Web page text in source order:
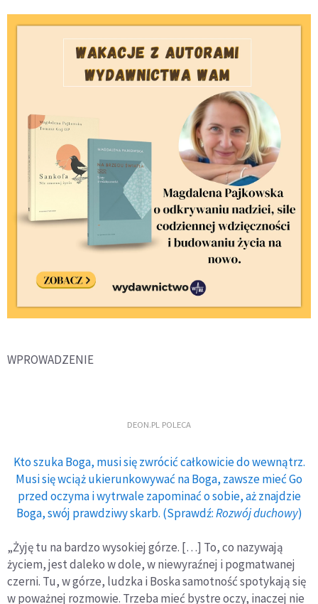
WPROWADZENIE
DEON.PL POLECA
Kto szuka Boga, musi się zwrócić całkowicie do wewnątrz.
Musi się wciąż ukierunkowywać na Boga, zawsze mieć Go
przed oczyma i wytrwale zapominać o sobie, aż znajdzie
Boga, swój prawdziwy skarb. (Sprawdź:Rozwój duchowy)
„Żyję tu na bardzo wysokiej górze. […] To, co nazywają
życiem, jest daleko w dole, w niewyraźnej i pogmatwanej
czerni. Tu, w górze, ludzka i Boska samotność spotykają się
w poważnej rozmowie. Trzeba mieć bystre oczy, inaczej nie